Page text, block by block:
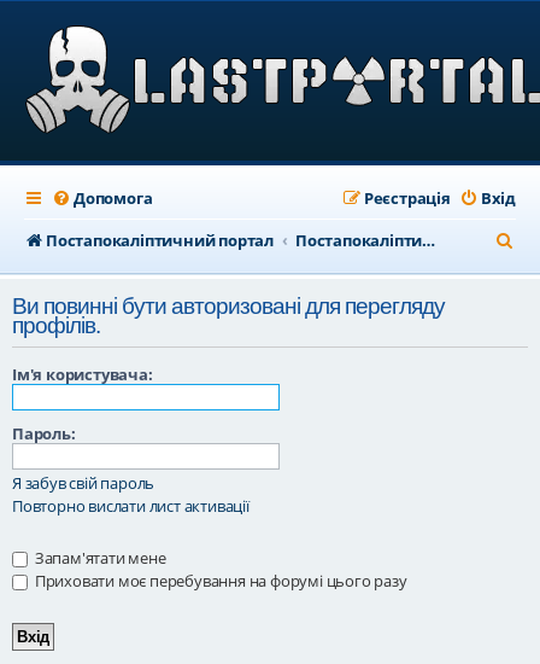
Допомога Вхід
Реєстрація
Постапокаліптичний портал
Постапокаліптичний форум
о
у
Ви повинні бути авторизовані для перегляду
профілів.
Ім'я користувача:
Пароль:
Я забув свій пароль
Повторно вислати лист активації
Запам'ятати мене
Приховати моє перебування на форумі цього разу